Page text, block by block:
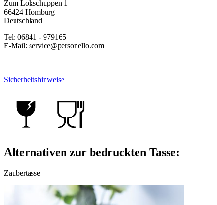
Zum Lokschuppen 1
66424 Homburg
Deutschland
Tel: 06841 - 979165
E-Mail: service@personello.com
Sicherheitshinweise
Alternativen zur bedruckten Tasse:
Zaubertasse